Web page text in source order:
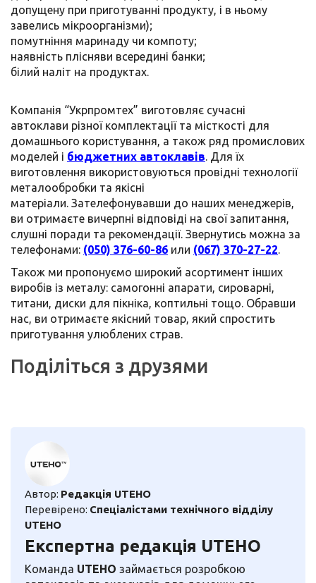
допущену при приготуванні продукту, і в ньому
завелись мікроорганізми);
помутніння маринаду чи компоту;
наявність плісняви всередині банки;
білий наліт на продуктах.
Компанія “Укрпромтех” виготовляє сучасні
автоклави різної комплектації та місткості для
домашнього користування, а також ряд промислових
моделей і бюджетних автоклавів. Для їх
виготовлення використовуються провідні технології
металообробки та якісні
матеріали. Зателефонувавши до наших менеджерів,
ви отримаєте вичерпні відповіді на свої запитання,
слушні поради та рекомендації. Звернутись можна за
телефонами: (050) 376-60-86 или (067) 370-27-22.
Також ми пропонуємо широкий асортимент інших
виробів із металу: самогонні апарати, сироварні,
титани, диски для пікніка, коптильні тощо. Обравши
нас, ви отримаєте якісний товар, який спростить
приготування улюблених страв.
Поділіться з друзями
Автор: Редакція UTEHO
Перевірено: Спеціалістами технічного відділу
UTEHO
Експертна редакція UTEHO
Команда UTEHO займається розробкою